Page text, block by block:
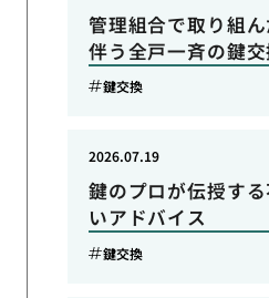
管理組合で取り組
伴う全戸一斉の鍵
鍵交換
鍵のプロが伝授す
いアドバイス
2026.07.19
鍵交換